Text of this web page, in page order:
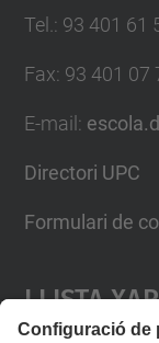
Tel. : 93 401 61
Fax: 93 401 07
E-mail:
Directori UPC
Formulari de
Llista